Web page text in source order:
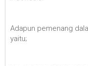
Adapun pemenang
yaitu;